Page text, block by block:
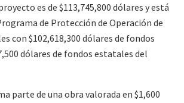
es de $113,745,800 dólares y está
de Protección de Operación de
con $102,618,300 dólares de fondos
dólares de fondos estatales del
parte de una obra valorada en $1,600